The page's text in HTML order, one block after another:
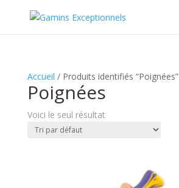
Accueil / Produits identifiés “Poignées”
Poignées
Voici le seul résultat